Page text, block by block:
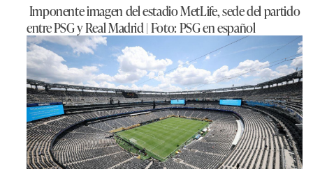
Imponente imagen del estadioMetLife, sede del partido
entrePSGyReal Madrid| Foto:PSG en español